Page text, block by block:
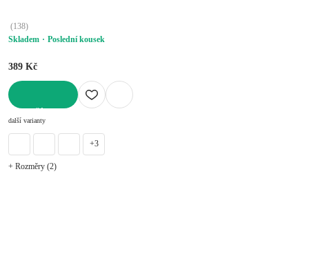
(138)
Skladem
Poslední kousek
389 Kč
další varianty
+3
+ Rozměry (2)